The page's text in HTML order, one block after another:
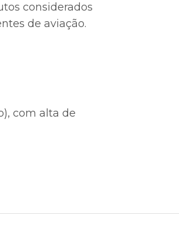
considerados
de aviação.
com alta de